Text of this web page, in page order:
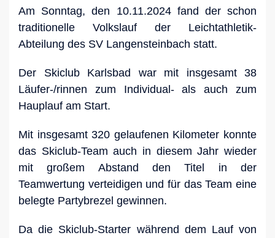
Am Sonntag, den 10.11.2024 fand der schon
traditionelle Volkslauf der Leichtathletik-
Abteilung des SV Langensteinbach statt.
Der Skiclub Karlsbad war mit insgesamt 38
Läufer-/rinnen zum Individual- als auch zum
Hauplauf am Start.
Mit insgesamt 320 gelaufenen Kilometer konnte
das Skiclub-Team auch in diesem Jahr wieder
mit großem Abstand den Titel in der
Teamwertung verteidigen und für das Team eine
belegte Partybrezel gewinnen.
Da die Skiclub-Starter während dem Lauf von